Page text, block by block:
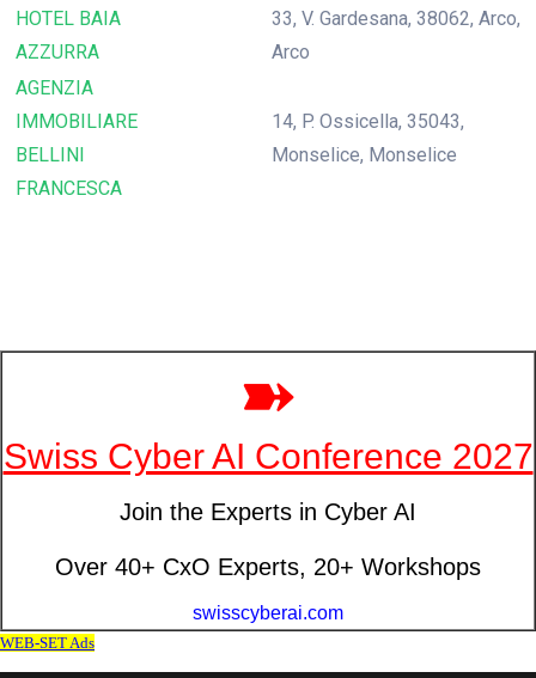
HOTEL BAIA
AZZURRA
33, V. Gardesana, 38062, Arco,
Arco
AGENZIA
IMMOBILIARE
BELLINI
FRANCESCA
14, P. Ossicella, 35043,
Monselice, Monselice